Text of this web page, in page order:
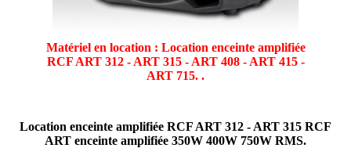
Matériel en location : Location enceinte amplifiée
RCF ART 312 - ART 315 - ART 408 - ART 415 -
ART 715. .
Location enceinte amplifiée RCF ART 312 - ART 315 RCF
ART enceinte amplifiée 350W 400W 750W RMS.